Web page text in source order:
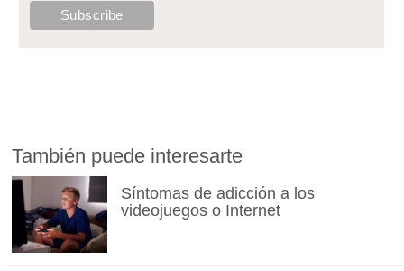
También puede interesarte
Síntomas de adicción a los
videojuegos o Internet